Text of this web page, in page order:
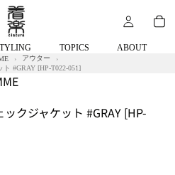
TOPICS ABOUT
アウター
#GRAY [HP-T022-051]
クジャケット #GRAY [HP-